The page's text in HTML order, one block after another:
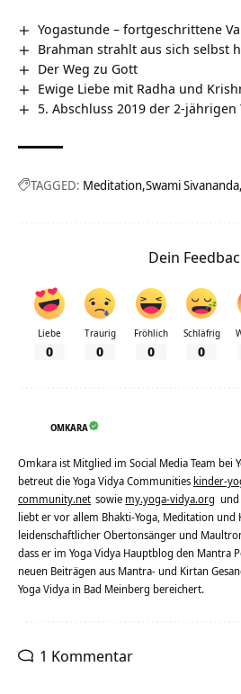
Yogastunde – fortgeschrittene
Brahman strahlt aus sich selbst
Der Weg zu Gott
Ewige Liebe mit Radha und
5. Abschluss 2019 der 2-
TAGGED: Meditation Swami Sivananda
Dein
Liebe
0
Traurig
0
Fröhlich
0
Schläfrig
0
OMKARA
Omkara ist Mitglied im Social Media Team bei
betreut die Yoga Vidya Communities kinder-
community.net sowie my.yoga-vidya.org und
liebt er vor allem Bhakti-Yoga, Meditation und
leidenschaftlicher Obertonsänger und
dass er im Yoga Vidya Hauptblog den Mantra
neuen Beiträgen aus Mantra- und Kirtan
Yoga Vidya in Bad Meinberg bereichert.
1 Kommentar